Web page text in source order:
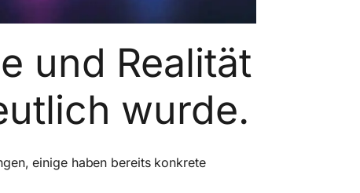
und Realität
wurde.
einige haben bereits konkrete